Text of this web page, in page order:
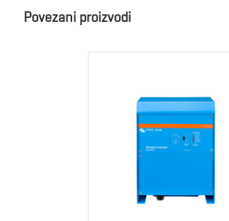
Povezani proizvodi